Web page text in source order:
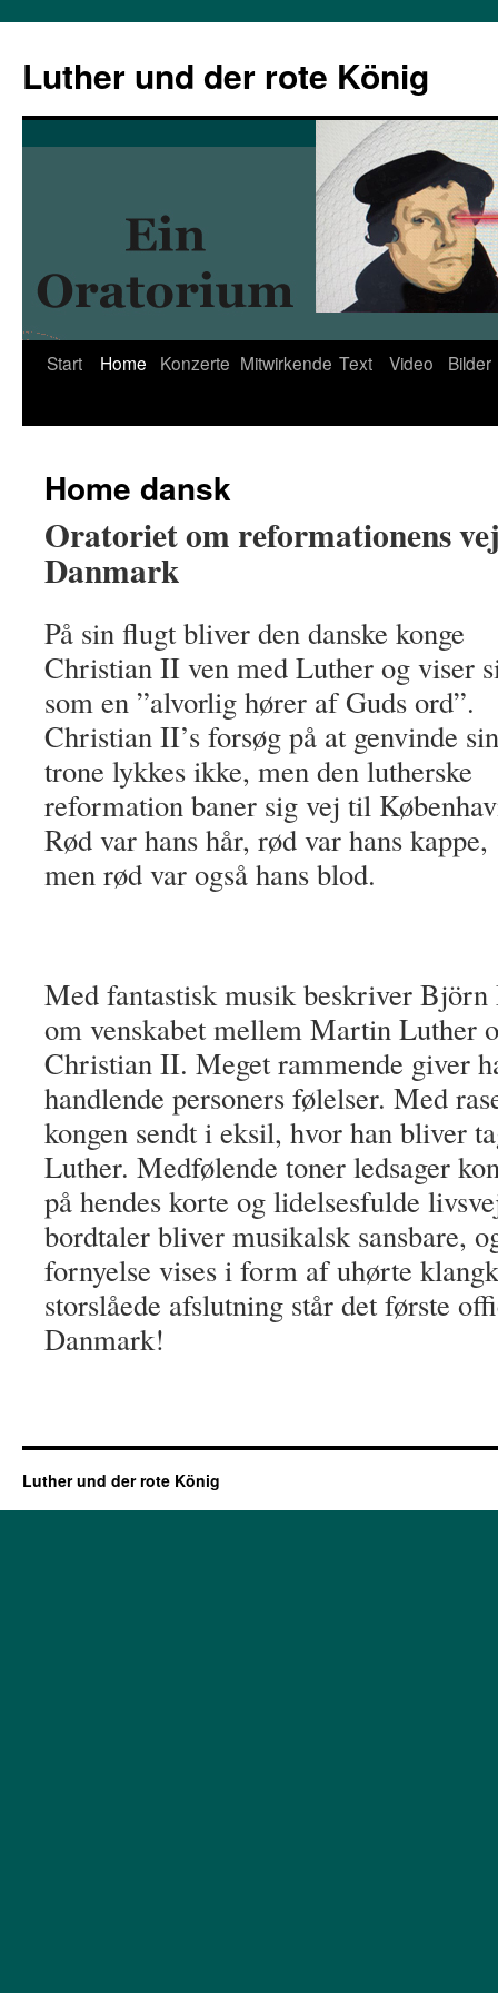
springen
Luther und der rote König
Start Home Konzerte Mitwirkende Text Video Bilder
Home dansk
Oratoriet om reformationens
Danmark
På sin flugt bliver den danske konge
Christian II ven med Luther og viser
som en ”alvorlig hører af Guds ord”.
Christian II’s forsøg på at genvinde sin
trone lykkes ikke, men den lutherske
reformation baner sig vej til
Rød var hans hår, rød var hans kappe,
men rød var også hans blod.
Med fantastisk musik beskriver
om venskabet mellem Martin Luther
Christian II. Meget rammende giver
handlende personers følelser. Med
kongen sendt i eksil, hvor han bliver
Luther. Medfølende toner ledsager
på hendes korte og lidelsesfulde
bordtaler bliver musikalsk sansbare,
fornyelse vises i form af uhørte
storslåede afslutning står det første
Danmark!
Luther und der rote König